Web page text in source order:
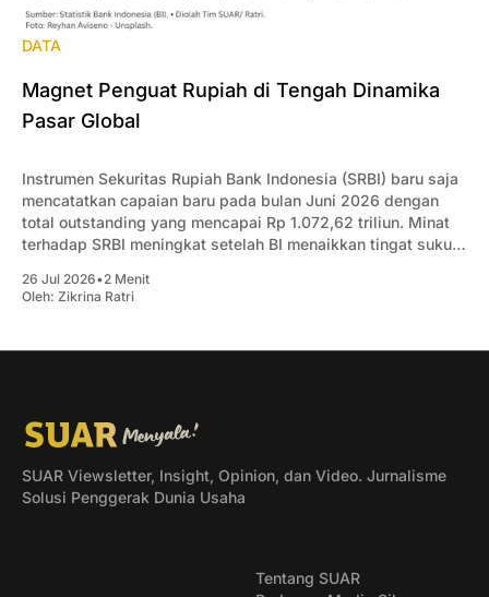
DATA
Magnet Penguat Rupiah di Tengah Dinamika
Pasar Global
Instrumen Sekuritas Rupiah Bank Indonesia (SRBI) baru saja
mencatatkan capaian baru pada bulan Juni 2026 dengan
total outstanding yang mencapai Rp 1.072,62 triliun. Minat
terhadap SRBI meningkat setelah BI menaikkan tingat suku
26 Jul 2026•2 Menit
Oleh: Zikrina Ratri
SUAR Viewsletter, Insight, Opinion, dan Video. Jurnalisme
Solusi Penggerak Dunia Usaha
Tentang SUAR